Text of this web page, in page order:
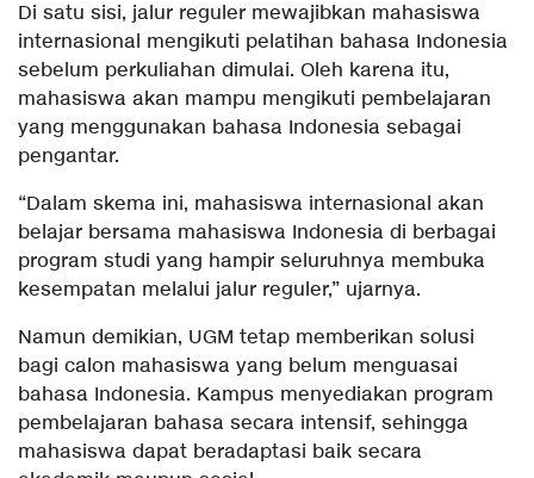
Di satu sisi, jalur reguler mewajibkan mahasiswa
internasional mengikuti pelatihan bahasa Indonesia
sebelum perkuliahan dimulai. Oleh karena itu,
mahasiswa akan mampu mengikuti pembelajaran
yang menggunakan bahasa Indonesia sebagai
pengantar.
“Dalam skema ini, mahasiswa internasional akan
belajar bersama mahasiswa Indonesia di berbagai
program studi yang hampir seluruhnya membuka
kesempatan melalui jalur reguler,” ujarnya.
Namun demikian, UGM tetap memberikan solusi
bagi calon mahasiswa yang belum menguasai
bahasa Indonesia. Kampus menyediakan program
pembelajaran bahasa secara intensif, sehingga
mahasiswa dapat beradaptasi baik secara